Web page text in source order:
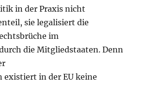
in der Praxis nicht
sie legalisiert die
im
die Mitgliedstaaten. Denn
existiert in der EU keine